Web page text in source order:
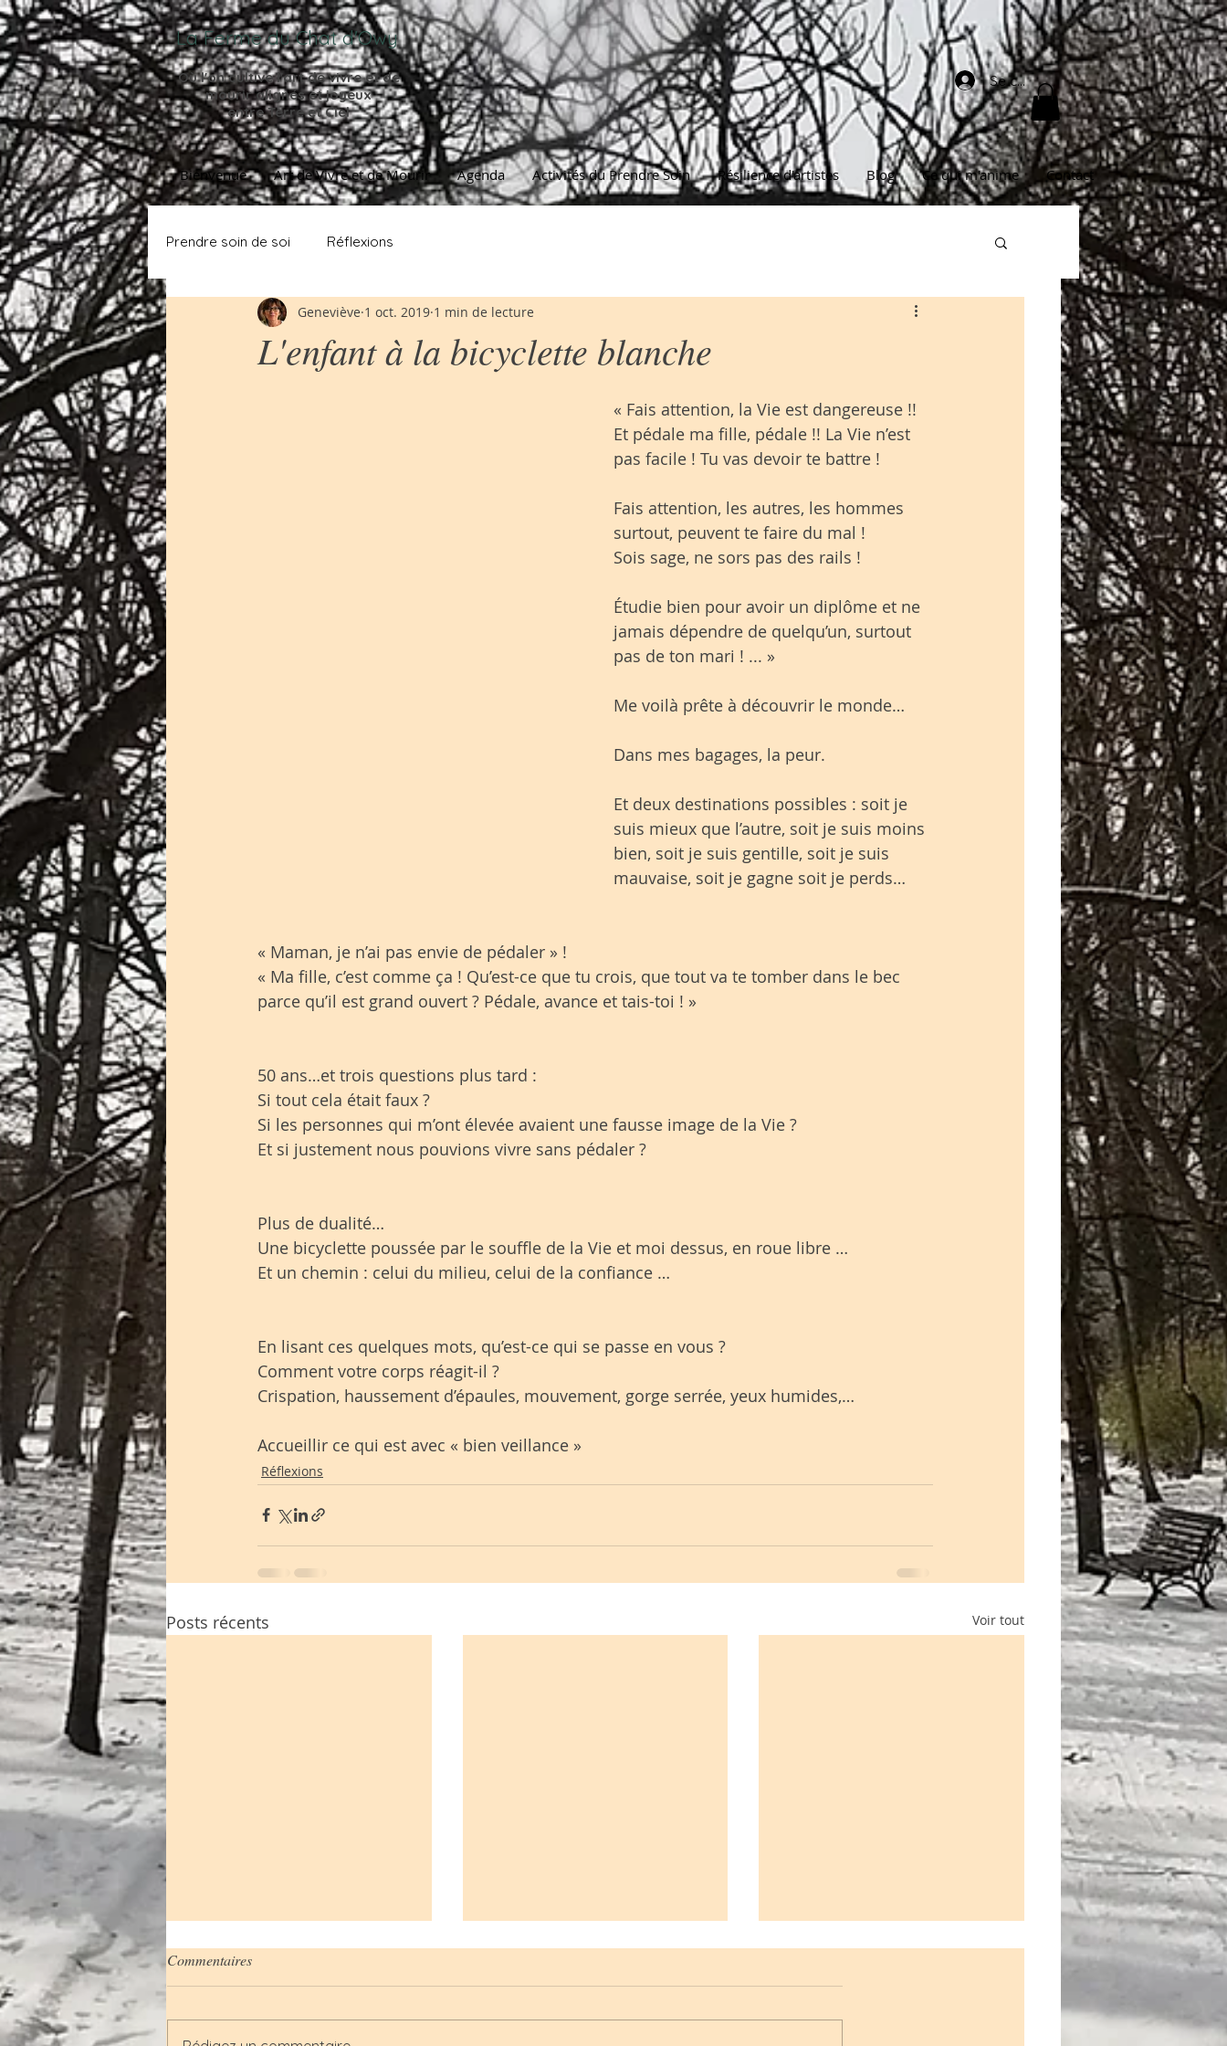
La Ferme du Chat d'Owy
Où l'on cultive l'art de vivre et de
mouriralignés et joyeux
entre Terre et Ciel
Se connecter
Bienvenue Art de Vivre et de Mourir Agenda Activités du Prendre Soin Résilience d'artistes Blog Ce qui m'anime Contact
Prendre soin de soi Réflexions
L'enfant à la bicyclette blanche
Geneviève 1 oct. 2019 1 min de lecture
« Fais attention, la Vie est dangereuse !!
Et pédale ma fille, pédale !! La Vie n’est
pas facile ! Tu vas devoir te battre !
Fais attention, les autres, les hommes
surtout, peuvent te faire du mal !
Sois sage, ne sors pas des rails !
Étudie bien pour avoir un diplôme et ne
jamais dépendre de quelqu’un, surtout
pas de ton mari ! ... »
Me voilà prête à découvrir le monde…
Dans mes bagages, la peur.
Et deux destinations possibles : soit je
suis mieux que l’autre, soit je suis moins
bien, soit je suis gentille, soit je suis
mauvaise, soit je gagne soit je perds…
« Maman, je n’ai pas envie de pédaler » !
« Ma fille, c’est comme ça ! Qu’est-ce que tu crois, que tout va te tomber dans le bec
parce qu’il est grand ouvert ? Pédale, avance et tais-toi ! »
50 ans…et trois questions plus tard :
Si tout cela était faux ?
Si les personnes qui m’ont élevée avaient une fausse image de la Vie ?
Et si justement nous pouvions vivre sans pédaler ?
Plus de dualité…
Une bicyclette poussée par le souffle de la Vie et moi dessus, en roue libre …
Et un chemin : celui du milieu, celui de la confiance …
En lisant ces quelques mots, qu’est-ce qui se passe en vous ?
Comment votre corps réagit-il ?
Crispation, haussement d’épaules, mouvement, gorge serrée, yeux humides,…
Accueillir ce qui est avec « bien veillance »
Réflexions
Posts récents Voir tout
Commentaires